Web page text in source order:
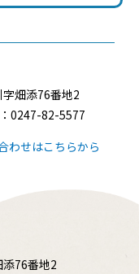
字畑添76番地2
0247-82-5577
わせはこちらから
76番地2